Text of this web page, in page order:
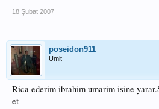
18 Şubat 2007
poseidon911
Umit
Rica ederim ibrahim umarim isine
et